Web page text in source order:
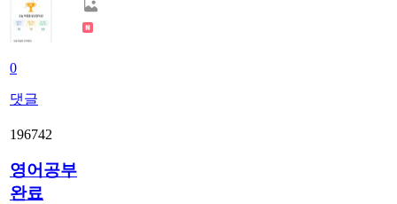
0
댓글
196742
영어공부
완료